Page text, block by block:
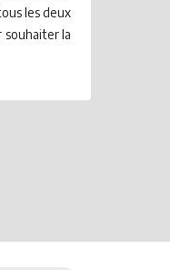
les deux
souhaiter la